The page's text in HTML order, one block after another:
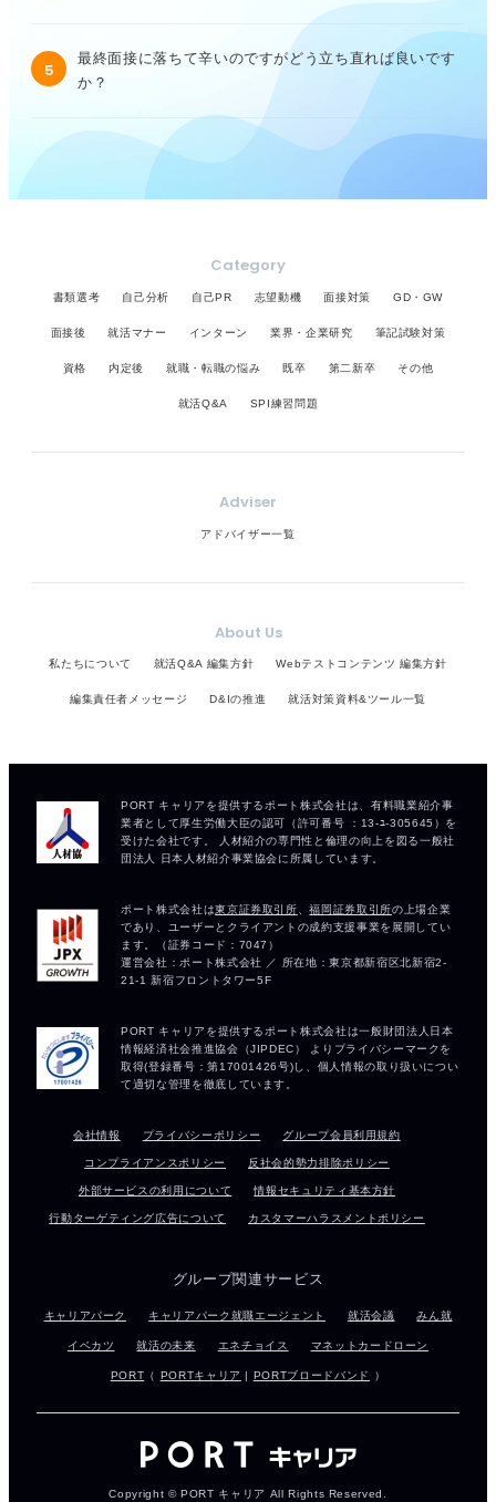
5
最終面接に落ちて辛いのですがどう立ち直れば良いです
か？
Category
書類選考 自己分析 自己PR 志望動機 面接対策 GD・GW
面接後 就活マナー インターン 業界・企業研究 筆記試験対策
資格 内定後 就職・転職の悩み 既卒 第二新卒 その他
就活Q&A SPI練習問題
Adviser
アドバイザー一覧
About Us
私たちについて 就活Q&A 編集方針 Webテストコンテンツ 編集方針
編集責任者メッセージ D&Iの推進 就活対策資料&ツール一覧
会社情報 プライバシーポリシー グループ会員利用規約
コンプライアンスポリシー 反社会的勢力排除ポリシー
外部サービスの利用について 情報セキュリティ基本方針
行動ターゲティング広告について カスタマーハラスメントポリシー